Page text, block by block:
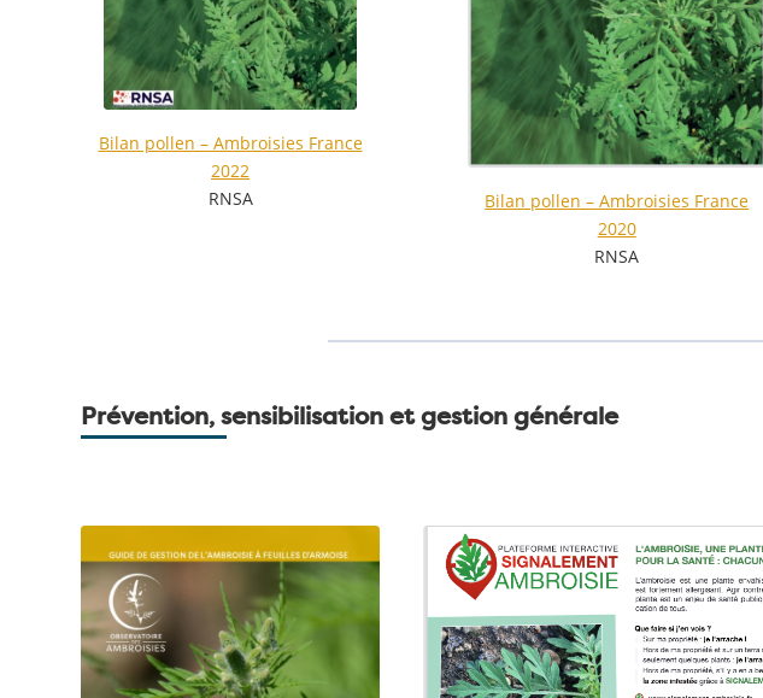
Bilan pollen – Ambroisies France
2022
RNSA
Bilan pollen – Ambroisies France
2020
RNSA
Prévention, sensibilisation et gestion générale